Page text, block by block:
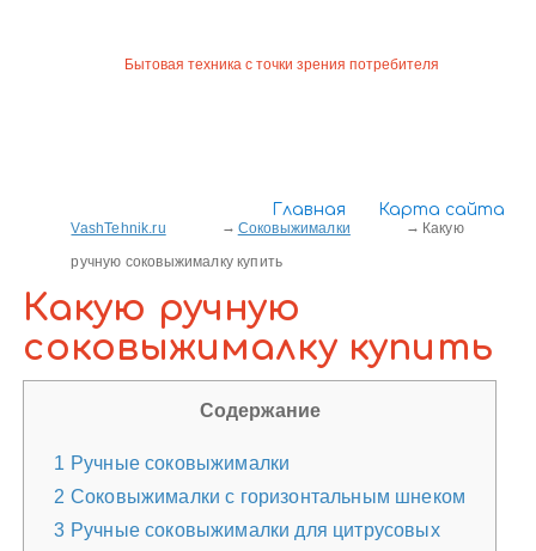
Главная Карта сайта
Бытовая техника с точки зрения потребителя
VashTehnik.ru Соковыжималки
Какую
ручную соковыжималку купить
Какую ручную
соковыжималку купить
Содержание
1 Ручные соковыжималки
2 Соковыжималки с горизонтальным шнеком
3 Ручные соковыжималки для цитрусовых